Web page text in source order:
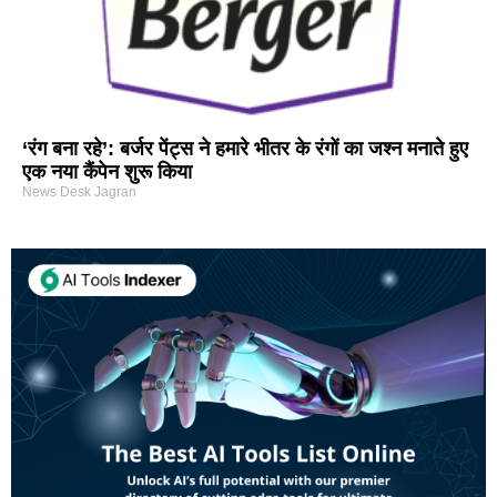
‘रंग बना रहे’: बर्जर पेंट्स ने हमारे भीतर के रंगों का जश्न मनाते हुए
एक नया कैंपेन शुरू किया
News Desk Jagran